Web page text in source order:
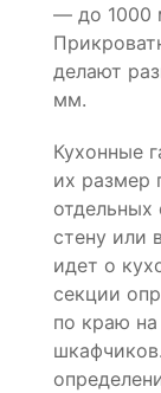
— до 1000
делают
мм.
Кухонные
их размер
стену или
идет о
секции
по краю